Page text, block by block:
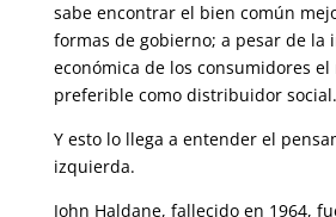
sabe encontrar el bien común
formas de gobierno; a pesar de la
económica de los consumidores el
preferible como dis­tribuidor social.
Y esto lo llega a entender el
izquierda.
John Haldane, fallecido en 1964,